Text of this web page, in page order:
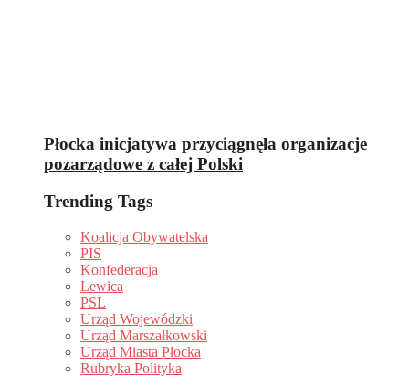
Płocka inicjatywa przyciągnęła organizacje
pozarządowe z całej Polski
Trending Tags
Koalicja Obywatelska
PIS
Konfederacja
Lewica
PSL
Urząd Wojewódzki
Urząd Marszałkowski
Urząd Miasta Płocka
Rubryka Polityka